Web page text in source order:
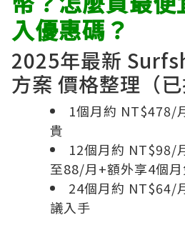
入優惠碼？
2025年最新
方案 價格整理（已
1個月約 NT$478/
貴
12個月約 NT$98/
至88/月+額外享4個月
24個月約 NT$64/
議入手